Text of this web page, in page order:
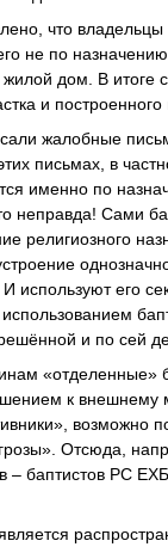
что
не по
дом. В итоге
и
жалобные
письмах, в
именно по
неправда! Сами
религиозного
используют его
и по сей
«отделенные»
к внешнему
возможно
Отсюда,
– баптистов РС